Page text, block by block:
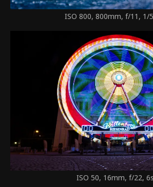
ISO 800, 800mm, f/11, 1/
ISO 50, 16mm, f/22, 6s